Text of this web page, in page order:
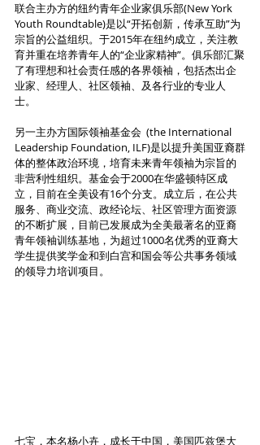
联合主办方的纽约青年企业家俱乐部(New York
Youth Roundtable)是以“开拓创新，传承互助”为
宗旨的公益组织。于2015年在纽约成立，关注教
育并重在培养青年人的“企业家精神”。俱乐部汇聚
了有理想和社会责任感的各界领袖，包括杰出企
业家、经理人、社区领袖、及各行业的专业人
士。
另一主办方国际领袖基金会  (the International
Leadership Foundation, ILF)是以提升美国亚裔群
体的整体政治环境，培育未来青年领袖为宗旨的
非营利性组织。基金会于2000在华盛顿特区成
立，目前在全美设有16个分支。成立后，在公共
服务、商业交流、政经论坛、社区管理方面资源
的不断扩展，目前已发展成为全美最著名的亚裔
青年领袖训练基地，为超过1000名优秀的亚裔大
学生提供奖学金和到白宫和国会等公共事务领域
的领导力培训项目。
七宝，本名杨小卉，成长于中国，美国匹兹堡大